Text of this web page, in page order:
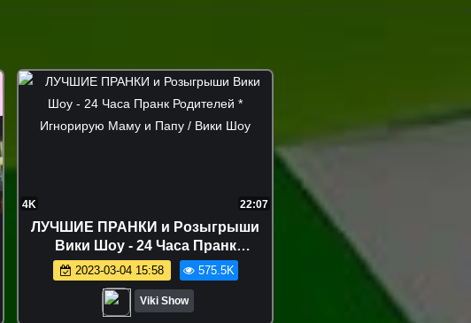
4K 22:07
ЛУЧШИЕ ПРАНКИ и Розыгрыши
Вики Шоу - 24 Часа Пранк
Родителей * Игнорирую Маму и
Папу / Вики Шоу
2023-03-04 15:58 575.5K
Viki Show